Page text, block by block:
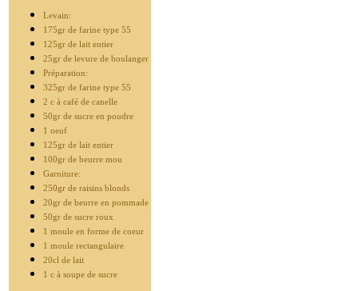
Levain:
175gr de farine type 55
125gr de lait entier
25gr de levure de boulanger
Préparation:
325gr de farine type 55
2 c à café de canelle
50gr de sucre en poudre
1 oeuf
125gr de lait entier
100gr de beurre mou
Garniture:
250gr de raisins blonds
20gr de beurre en pommade
50gr de sucre roux
1 moule en forme de coeur
1 moule rectangulaire
20cl de lait
1 c à soupe de sucre